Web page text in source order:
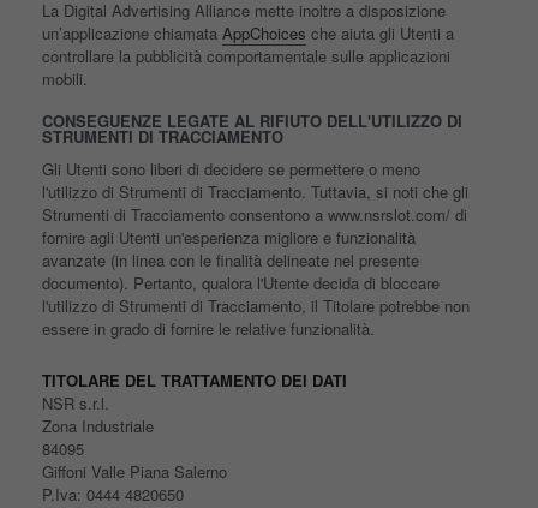
La Digital Advertising Alliance mette inoltre a disposizione
un’applicazione chiamata AppChoices che aiuta gli Utenti a
controllare la pubblicità comportamentale sulle applicazioni
mobili.
CONSEGUENZE LEGATE AL RIFIUTO DELL'UTILIZZO DI
STRUMENTI DI TRACCIAMENTO
Gli Utenti sono liberi di decidere se permettere o meno
l'utilizzo di Strumenti di Tracciamento. Tuttavia, si noti che gli
Strumenti di Tracciamento consentono a www.nsrslot.com/ di
fornire agli Utenti un'esperienza migliore e funzionalità
avanzate (in linea con le finalità delineate nel presente
documento). Pertanto, qualora l'Utente decida di bloccare
l'utilizzo di Strumenti di Tracciamento, il Titolare potrebbe non
essere in grado di fornire le relative funzionalità.
TITOLARE DEL TRATTAMENTO DEI DATI
NSR s.r.l.
Zona Industriale
84095
Giffoni Valle Piana Salerno
P.Iva: ‭0444 4820650‬